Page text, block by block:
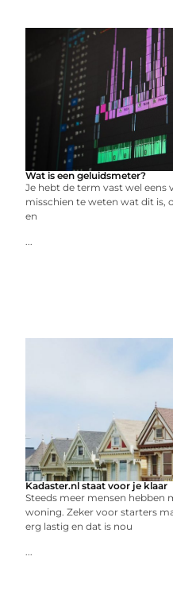
Wat is een geluidsmeter?
Je hebt de term vast wel
misschien te weten wat dit is,
en
...
Kadaster.nl staat voor je klaar
Steeds meer mensen hebben
woning. Zeker voor starters
erg lastig en dat is nou
...